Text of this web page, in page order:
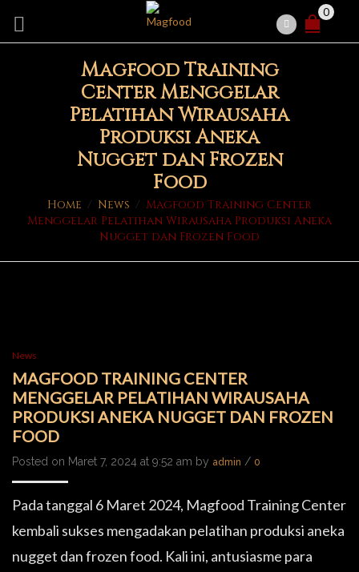
0
Magfood Training
Center Menggelar
Pelatihan Wirausaha
Produksi Aneka
Nugget dan Frozen
Food
Home / News / Magfood Training Center
Menggelar Pelatihan Wirausaha Produksi Aneka
Nugget dan Frozen Food
News
MAGFOOD TRAINING CENTER
MENGGELAR PELATIHAN WIRAUSAHA
PRODUKSI ANEKA NUGGET DAN FROZEN
FOOD
Posted on Maret 7, 2024 at 9:52 am by admin / 0
Pada tanggal 6 Maret 2024, Magfood Training Center
kembali sukses mengadakan pelatihan produksi aneka
nugget dan frozen food. Kali ini, antusiasme para